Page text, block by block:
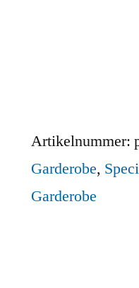
Artikelnummer:
Garderobe,
Garderobe